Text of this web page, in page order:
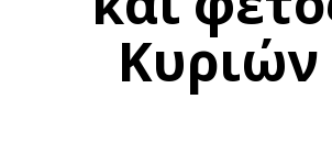
Κυριών